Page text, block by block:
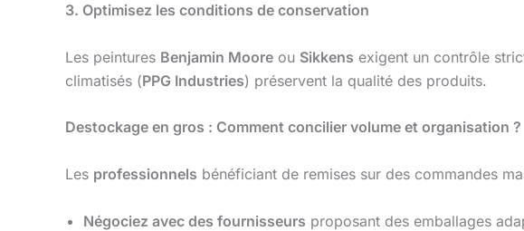
3. Optimisez les conditions de conservation
Les peintures Benjamin Moore ou Sikkens exigent un contrôle
climatisés (PPG Industries) préservent la qualité des produits.
Destockage en gros : Comment concilier volume et organisation ?
Les professionnels bénéficiant de remises sur des commandes
Négociez avec des fournisseurs proposant des emballages